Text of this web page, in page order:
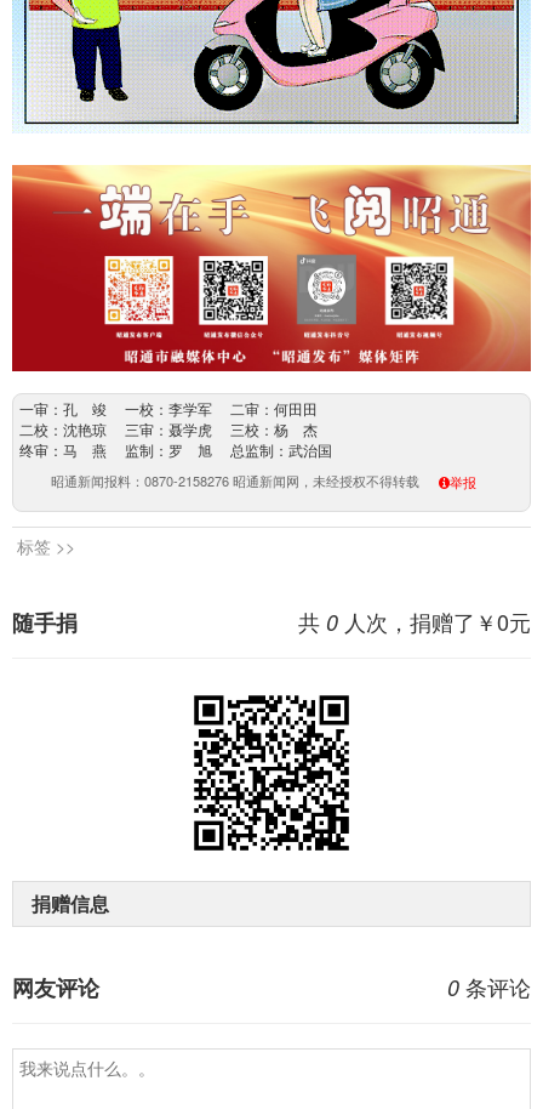
一审：孔 竣 一校：李学军 二审：何田田
二校：沈艳琼 三审：聂学虎 三校：杨 杰
终审：马 燕 监制：罗 旭 总监制：武治国
昭通新闻报料：0870-2158276 昭通新闻网，未经授权不得转载 举报
标签 >>
共 0 人次，捐赠了￥0元
随手捐
捐赠信息
0 条评论
网友评论